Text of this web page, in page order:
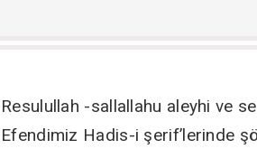
Resulullah -sallallahu aleyhi ve
Efendimiz Hadis-i şerif’lerinde